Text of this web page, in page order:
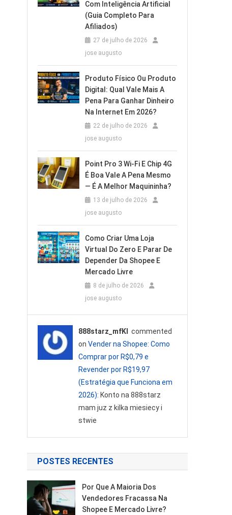
Com Inteligência Artificial
(Guia Completo Para
Afiliados)
27 de julho de 2026
jose augusto
Produto Físico Ou Produto
Digital: Qual Vale Mais A
Pena Para Ganhar Dinheiro
Na Internet Em 2026?
22 de julho de 2026
jose augusto
Point Pro 3 Wi‑Fi E Chip 4G
É Boa Vale A Pena Mesmo
— É A Melhor Maquininha?
13 de julho de 2026
jose augusto
Como Criar Uma Loja
Virtual Do Zero E Parar De
Depender Da Shopee E
Mercado Livre
8 de julho de 2026
jose augusto
888starz_mfKl
commented
on Vender na Shopee: Como
Comprar por R$0,79 e
Revender por R$19,97
(Estratégia que Funciona em
2026): Konto na 888starz
mam juz z kilka miesiecy i
stwie
POSTES RECENTES
Por Que A Maioria Dos
Vendedores Fracassa Na
Shopee E Mercado Livre?